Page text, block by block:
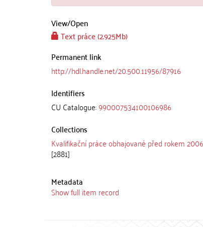
View/Open
Text práce (2.925Mb)
Permanent link
http://hdl.handle.net/20.500.11956/87916
Identifiers
CU Catalogue:990007534100106986
Collections
Kvalifikační práce obhajované před rokem 2006
[2881]
Metadata
Show full item record